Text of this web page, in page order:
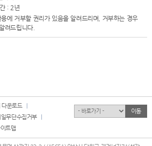
: 2년
에 거부할 권리가 있음을 알려드리며, 거부하는 경우
려드립니다.
다운로드
일무단수집거부
트맵
유관기관 이동